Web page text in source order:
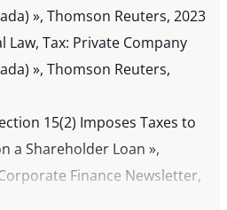
», Thomson Reuters, 2023
Law, Tax: Private Company
», Thomson Reuters,
15(2) Imposes Taxes to
a Shareholder Loan »,
Finance Newsletter,